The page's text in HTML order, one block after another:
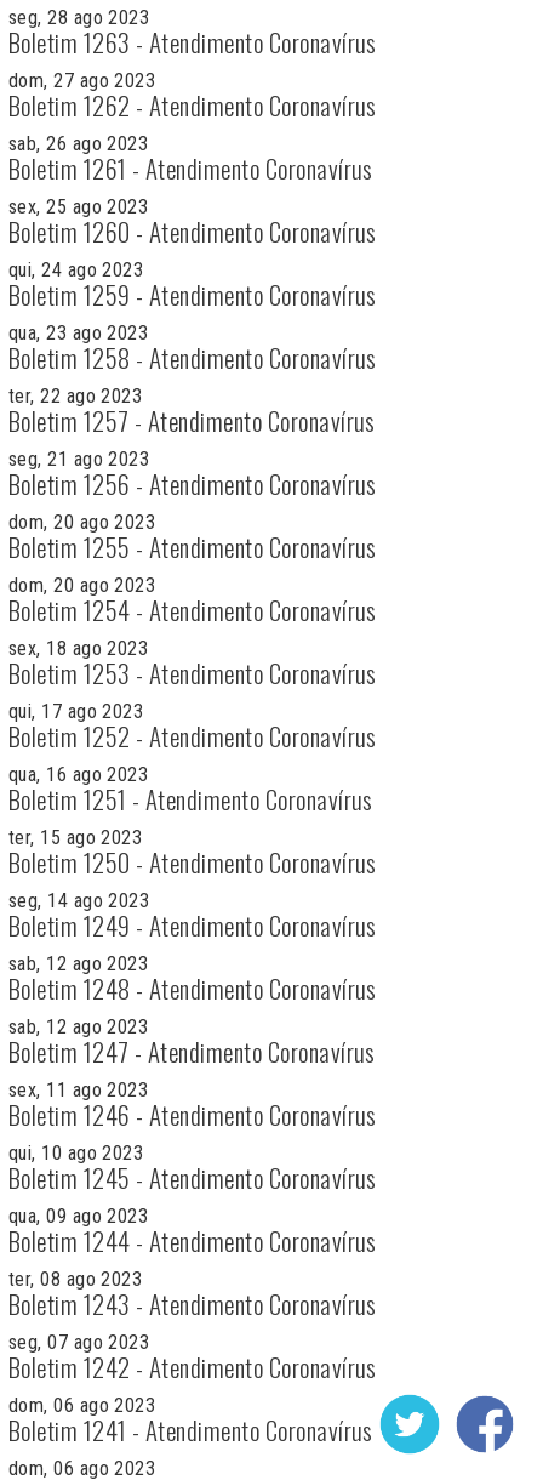
seg, 28 ago 2023
Boletim 1263 - Atendimento Coronavírus
dom, 27 ago 2023
Boletim 1262 - Atendimento Coronavírus
sab, 26 ago 2023
Boletim 1261 - Atendimento Coronavírus
sex, 25 ago 2023
Boletim 1260 - Atendimento Coronavírus
qui, 24 ago 2023
Boletim 1259 - Atendimento Coronavírus
qua, 23 ago 2023
Boletim 1258 - Atendimento Coronavírus
ter, 22 ago 2023
Boletim 1257 - Atendimento Coronavírus
seg, 21 ago 2023
Boletim 1256 - Atendimento Coronavírus
dom, 20 ago 2023
Boletim 1255 - Atendimento Coronavírus
dom, 20 ago 2023
Boletim 1254 - Atendimento Coronavírus
sex, 18 ago 2023
Boletim 1253 - Atendimento Coronavírus
qui, 17 ago 2023
Boletim 1252 - Atendimento Coronavírus
qua, 16 ago 2023
Boletim 1251 - Atendimento Coronavírus
ter, 15 ago 2023
Boletim 1250 - Atendimento Coronavírus
seg, 14 ago 2023
Boletim 1249 - Atendimento Coronavírus
sab, 12 ago 2023
Boletim 1248 - Atendimento Coronavírus
sab, 12 ago 2023
Boletim 1247 - Atendimento Coronavírus
sex, 11 ago 2023
Boletim 1246 - Atendimento Coronavírus
qui, 10 ago 2023
Boletim 1245 - Atendimento Coronavírus
qua, 09 ago 2023
Boletim 1244 - Atendimento Coronavírus
ter, 08 ago 2023
Boletim 1243 - Atendimento Coronavírus
seg, 07 ago 2023
Boletim 1242 - Atendimento Coronavírus
dom, 06 ago 2023
Boletim 1241 - Atendimento Coronavírus
dom, 06 ago 2023